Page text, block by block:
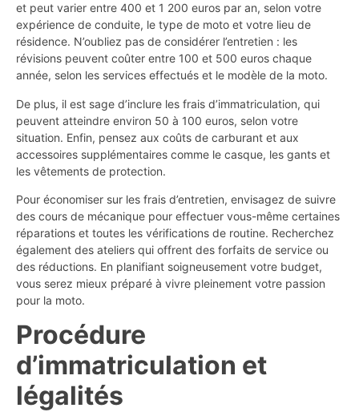
et peut varier entre 400 et 1 200 euros par an, selon votre
expérience de conduite, le type de moto et votre lieu de
résidence. N’oubliez pas de considérer l’entretien : les
révisions peuvent coûter entre 100 et 500 euros chaque
année, selon les services effectués et le modèle de la moto.
De plus, il est sage d’inclure les frais d’immatriculation, qui
peuvent atteindre environ 50 à 100 euros, selon votre
situation. Enfin, pensez aux coûts de carburant et aux
accessoires supplémentaires comme le casque, les gants et
les vêtements de protection.
Pour économiser sur les frais d’entretien, envisagez de suivre
des cours de mécanique pour effectuer vous-même certaines
réparations et toutes les vérifications de routine. Recherchez
également des ateliers qui offrent des forfaits de service ou
des réductions. En planifiant soigneusement votre budget,
vous serez mieux préparé à vivre pleinement votre passion
pour la moto.
Procédure
d’immatriculation et
légalités